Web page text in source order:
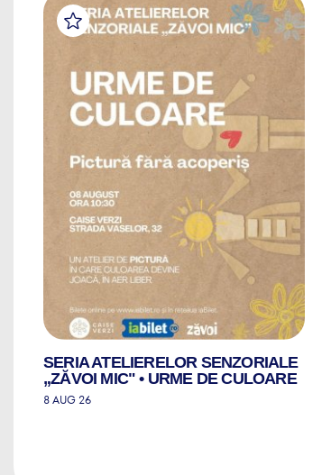
SERIA ATELIERELOR SENZORIALE
„ZĂVOI MIC" • URME DE CULOARE
8 AUG 26